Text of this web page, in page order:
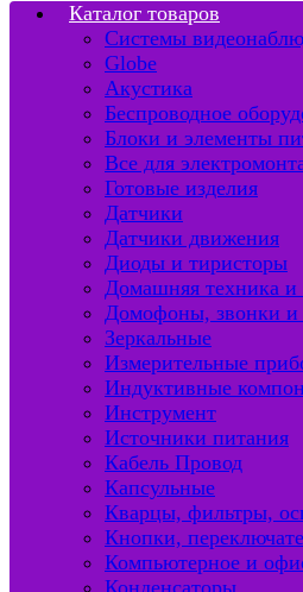
Каталог товаров
Системы
Globe
Акустика
Беспроводное
Блоки и элементы
Все для
Готовые изделия
Датчики
Датчики движения
Диоды и тиристоры
Домашняя техника и
Домофоны, звонки и
Зеркальные
Измерительные
Индуктивные
Инструмент
Источники питания
Кабель Провод
Капсульные
Кварцы, фильтры,
Кнопки,
Компьютерное и
Конденсаторы